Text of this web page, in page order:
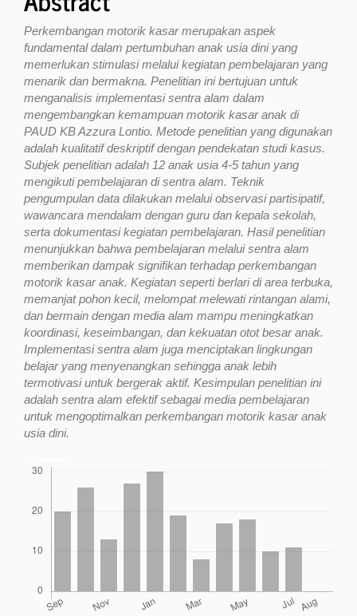
Perkembangan motorik kasar merupakan aspek
fundamental dalam pertumbuhan anak usia dini yang
memerlukan stimulasi melalui kegiatan pembelajaran yang
menarik dan bermakna. Penelitian ini bertujuan untuk
menganalisis implementasi sentra alam dalam
mengembangkan kemampuan motorik kasar anak di
PAUD KB Azzura Lontio. Metode penelitian yang digunakan
adalah kualitatif deskriptif dengan pendekatan studi kasus.
Subjek penelitian adalah 12 anak usia 4-5 tahun yang
mengikuti pembelajaran di sentra alam. Teknik
pengumpulan data dilakukan melalui observasi partisipatif,
wawancara mendalam dengan guru dan kepala sekolah,
serta dokumentasi kegiatan pembelajaran. Hasil penelitian
menunjukkan bahwa pembelajaran melalui sentra alam
memberikan dampak signifikan terhadap perkembangan
motorik kasar anak. Kegiatan seperti berlari di area terbuka,
memanjat pohon kecil, melompat melewati rintangan alami,
dan bermain dengan media alam mampu meningkatkan
koordinasi, keseimbangan, dan kekuatan otot besar anak.
Implementasi sentra alam juga menciptakan lingkungan
belajar yang menyenangkan sehingga anak lebih
termotivasi untuk bergerak aktif. Kesimpulan penelitian ini
adalah sentra alam efektif sebagai media pembelajaran
untuk mengoptimalkan perkembangan motorik kasar anak
usia dini.